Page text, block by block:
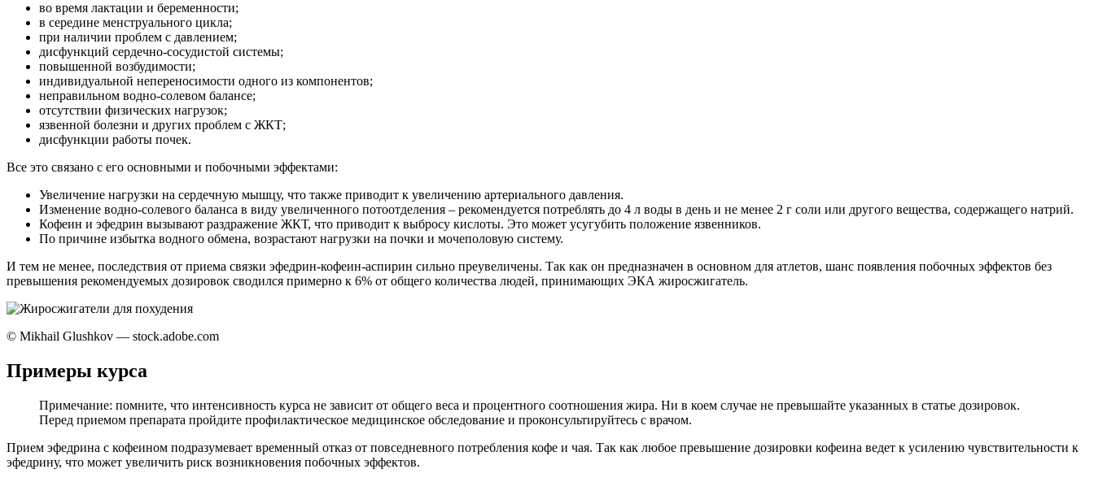
во время лактации и беременности;
в середине менструального цикла;
при наличии проблем с давлением;
дисфункций сердечно-сосудистой системы;
повышенной возбудимости;
индивидуальной непереносимости одного из компонентов;
неправильном водно-солевом балансе;
отсутствии физических нагрузок;
язвенной болезни и других проблем с ЖКТ;
дисфункции работы почек.
Все это связано с его основными и побочными эффектами:
Увеличение нагрузки на сердечную мышцу, что также приводит к увеличению артериального давления.
Изменение водно-солевого баланса в виду увеличенного потоотделения – рекомендуется потреблять до 4 л воды в день и не менее 2 г соли или другого вещества, содержащего натрий.
Кофеин и эфедрин вызывают раздражение ЖКТ, что приводит к выбросу кислоты. Это может усугубить положение язвенников.
По причине избытка водного обмена, возрастают нагрузки на почки и мочеполовую систему.
И тем не менее, последствия от приема связки эфедрин-кофеин-аспирин сильно преувеличены. Так как он предназначен в основном для атлетов, шанс появления побочных эффектов без
превышения рекомендуемых дозировок сводился примерно к 6% от общего количества людей, принимающих ЭКА жиросжигатель.
© Mikhail Glushkov — stock.adobe.com
Примеры курса
Примечание: помните, что интенсивность курса не зависит от общего веса и процентного соотношения жира. Ни в коем случае не превышайте указанных в статье дозировок.
Перед приемом препарата пройдите профилактическое медицинское обследование и проконсультируйтесь с врачом.
Прием эфедрина с кофеином подразумевает временный отказ от повседневного потребления кофе и чая. Так как любое превышение дозировки кофеина ведет к усилению чувствительности к
эфедрину, что может увеличить риск возникновения побочных эффектов.